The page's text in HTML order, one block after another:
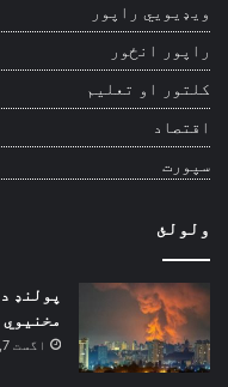
ویډیويي راپور
راپور انځور
کلتور او تعلیم
اقتصاد
سپورت
ولولئ
پولنډ
اگست 7, 2026